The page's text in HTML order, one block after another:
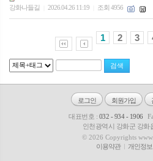
강화나들길 2026.04.26 11:19 조회 4956
1 2 3
로그인 회원가입
대표번호 : 032 - 934 - 1906
인천광역시 강화군 강화
© 2026 Copyrights
이용약관
개인정